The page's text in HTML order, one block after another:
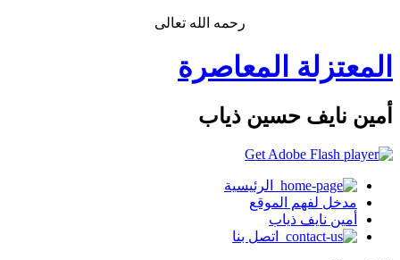
رحمه الله تعالى
المعتزلة المعاصرة
أمين نايف حسين ذياب
الرئيسية
مدخل لفهم الموقع
أمين نايف ذياب
اتصل بنا